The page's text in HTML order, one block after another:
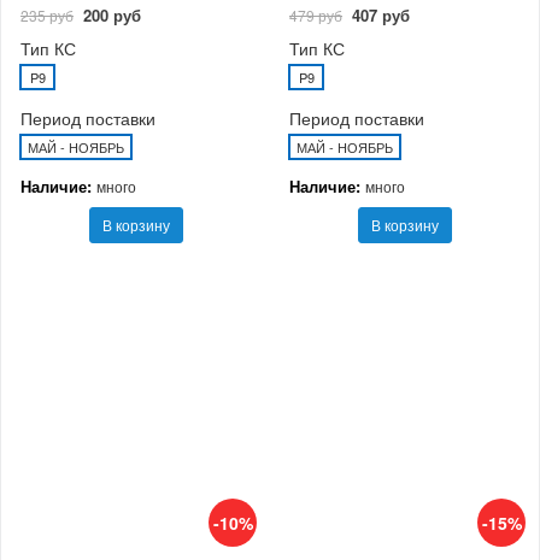
235 руб 200 руб
Тип КС
P9
Период поставки
МАЙ - НОЯБРЬ
Наличие: много
В корзину
479 руб 407 руб
Тип КС
P9
Период поставки
МАЙ - НОЯБРЬ
Наличие: много
В корзину
-10% -15%